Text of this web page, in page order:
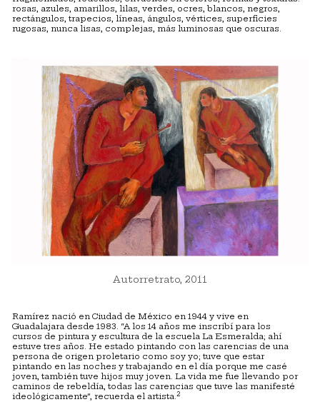
rosas, azules, amarillos, lilas, verdes, ocres, blancos, negros,
rectángulos, trapecios, líneas, ángulos, vértices, superficies
rugosas, nunca lisas, complejas, más luminosas que oscuras.
Autorretrato, 2011
Ramírez nació en Ciudad de México en 1944 y vive en
Guadalajara desde 1983. “A los 14 años me inscribí para los
cursos de pintura y escultura de la escuela La Esmeralda; ahí
estuve tres años. He estado pintando con las carencias de una
persona de origen proletario como soy yo; tuve que estar
pintando en las noches y trabajando en el día porque me casé
joven, también tuve hijos muy joven. La vida me fue llevando por
caminos de rebeldía, todas las carencias que tuve las manifesté
ideológicamente”, recuerda el artista. 2